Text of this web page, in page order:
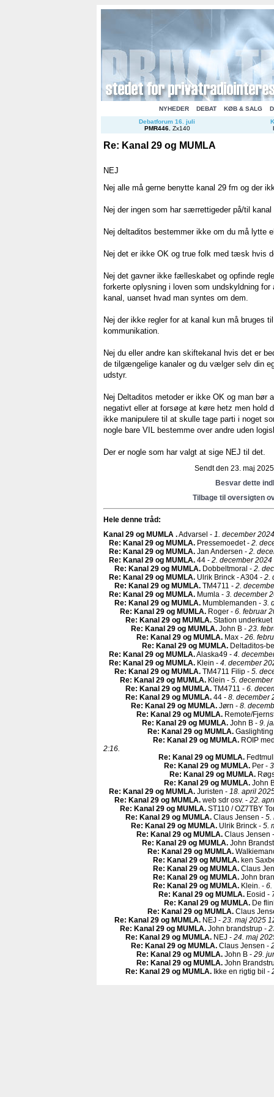
NYHEDER DEBAT KØB & SALG
Debatforum 16. juli
PMR446. Zx140
Re: Kanal 29 og MUMLA
NEJ
Nej alle må gerne benytte kanal 29 fm og der
Nej der ingen som har særrettigeder på/til kanal
Nej deltaditos bestemmer ikke om du må lytte
Nej det er ikke OK og true folk med tæsk hvis
Nej det gavner ikke fælleskabet og opfinde
forkerte oplysning i loven som undskyldning for
kanal, uanset hvad man syntes om dem.
Nej der ikke regler for at kanal kun må bruges
kommunikation.
Nej du eller andre kan skiftekanal hvis det er
de tilgængelige kanaler og du vælger selv din
udstyr.
Nej Deltaditos metoder er ikke OK og man bør
negativt eller at forsøge at køre hetz men hold
ikke manipulere til at skulle tage parti i noget
nogle bare VIL bestemme over andre uden
Der er nogle som har valgt at sige NEJ til det.
Sendt den 23. maj
Besvar dette
Tilbage til oversigten
Hele denne tråd:
Kanal 29 og MUMLA .Advarsel - 1. december
Re: Kanal 29 og MUMLA. Pressemoedet - 2.
Re: Kanal 29 og MUMLA. Jan Andersen - 2.
Re: Kanal 29 og MUMLA. 44 - 2. december 2024
Re: Kanal 29 og MUMLA. Dobbeltmoral - 2.
Re: Kanal 29 og MUMLA. Ulrik Brinck - A304 - 2.
Re: Kanal 29 og MUMLA. TM4711 - 2.
Re: Kanal 29 og MUMLA. Mumla - 3. december
Re: Kanal 29 og MUMLA. Mumblemanden - 3.
Re: Kanal 29 og MUMLA. Roger - 6. februar
Re: Kanal 29 og MUMLA. Station
Re: Kanal 29 og MUMLA. John B - 23.
Re: Kanal 29 og MUMLA. Max - 26.
Re: Kanal 29 og MUMLA. Deltaditos-
Re: Kanal 29 og MUMLA.Alaska49 - 4.
Re: Kanal 29 og MUMLA. Klein - 4. december
Re: Kanal 29 og MUMLA. TM4711 Filip - 5.
Re: Kanal 29 og MUMLA. Klein - 5.
Re: Kanal 29 og MUMLA. TM4711 - 6.
Re: Kanal 29 og MUMLA. 44 - 8. december
Re: Kanal 29 og MUMLA. Jørn - 8.
Re: Kanal 29 og MUMLA. Remote/
Re: Kanal 29 og MUMLA. John B - 9.
Re: Kanal 29 og MUMLA.
Re: Kanal 29 og MUMLA. ROIP
2:16.
Re: Kanal 29 og MUMLA.
Re: Kanal 29 og MUMLA. Per -
Re: Kanal 29 og MUMLA.
Re: Kanal 29 og MUMLA. John
Re: Kanal 29 og MUMLA. Juristen - 18. april
Re: Kanal 29 og MUMLA. web sdr osv. - 22.
Re: Kanal 29 og MUMLA. ST110 / OZ7TBY
Re: Kanal 29 og MUMLA. Claus Jensen - 5.
Re: Kanal 29 og MUMLA. Ulrik Brinck - 5.
Re: Kanal 29 og MUMLA. Claus Jensen
Re: Kanal 29 og MUMLA. John
Re: Kanal 29 og MUMLA.
Re: Kanal 29 og MUMLA. ken
Re: Kanal 29 og MUMLA. Claus
Re: Kanal 29 og MUMLA. John
Re: Kanal 29 og MUMLA. Klein. - 6.
Re: Kanal 29 og MUMLA. Eosid -
Re: Kanal 29 og MUMLA. De
Re: Kanal 29 og MUMLA. Claus
Re: Kanal 29 og MUMLA. NEJ - 23. maj 2025
Re: Kanal 29 og MUMLA. John brandstrup -
Re: Kanal 29 og MUMLA. NEJ - 24. maj
Re: Kanal 29 og MUMLA. Claus Jensen -
Re: Kanal 29 og MUMLA. John B - 29.
Re: Kanal 29 og MUMLA. John
Re: Kanal 29 og MUMLA. Ikke en rigtig bil -